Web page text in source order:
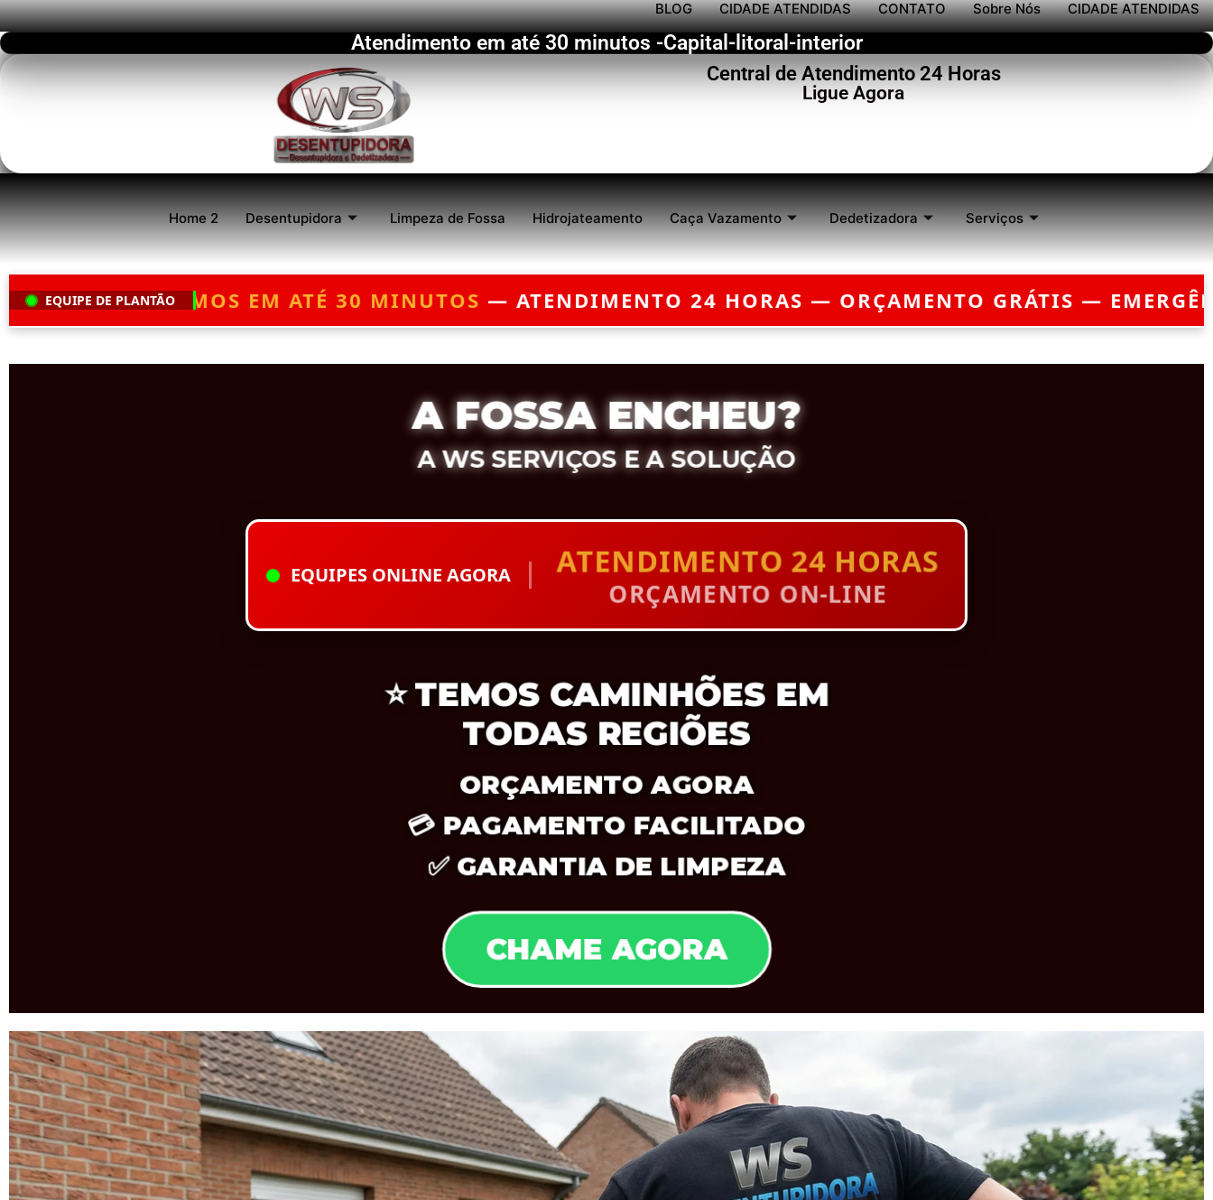
BLOG CIDADE ATENDIDAS CONTATO Sobre Nós CIDADE ATENDIDAS
Atendimento em até 30 minutos -Capital-litoral-interior
Central de Atendimento 24 Horas
Ligue Agora
Home 2 Desentupidora Limpeza de Fossa Hidrojateamento Caça Vazamento Dedetizadora Serviços
EQUIPE DE PLANTÃO
— ATENDIMENTO 24 HORAS — ORÇAMENTO GRÁTIS — EMERGÊNCIA?CHEGAMOS EM ATÉ 30
A FOSSA ENCHEU?
A WS SERVIÇOS E A SOLUÇÃO
EQUIPES ONLINE AGORA ATENDIMENTO 24 HORAS
ORÇAMENTO ON-LINE
⭐ TEMOS CAMINHÕES EM
TODAS REGIÕES
ORÇAMENTO AGORA
💳 PAGAMENTO FACILITADO
✅ GARANTIA DE LIMPEZA
CHAME AGORA